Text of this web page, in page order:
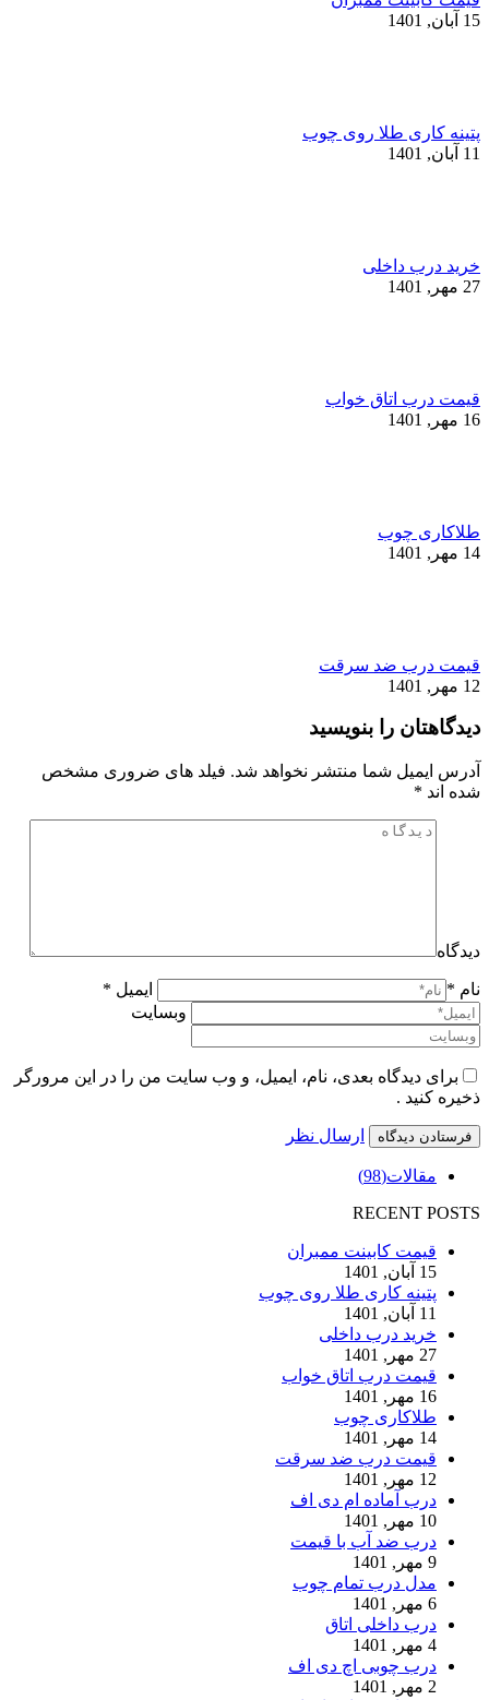
15 آبان, 1401
پتینه کاری طلا روی چوب
11 آبان, 1401
خرید درب داخلی
27 مهر, 1401
قیمت درب اتاق خواب
16 مهر, 1401
طلاکاری چوب
14 مهر, 1401
قیمت درب ضد سرقت
12 مهر, 1401
دیدگاهتان را بنویسید
آدرس ایمیل شما منتشر نخواهد شد. فیلد های ضروری مشخص
شده اند *
دیدگاه
نام *
ایمیل *
وبسایت
برای دیدگاه بعدی، نام، ایمیل، و وب سایت من را در این مرورگر
ذخیره کنید .
ارسال نظر
مقالات(98)
RECENT POSTS
قیمت کابینت ممبران
15 آبان, 1401
پتینه کاری طلا روی چوب
11 آبان, 1401
خرید درب داخلی
27 مهر, 1401
قیمت درب اتاق خواب
16 مهر, 1401
طلاکاری چوب
14 مهر, 1401
قیمت درب ضد سرقت
12 مهر, 1401
درب آماده ام دی اف
10 مهر, 1401
درب ضد آب با قیمت
9 مهر, 1401
مدل درب تمام چوب
6 مهر, 1401
درب داخلی اتاق
4 مهر, 1401
درب چوبی اچ دی اف
2 مهر, 1401